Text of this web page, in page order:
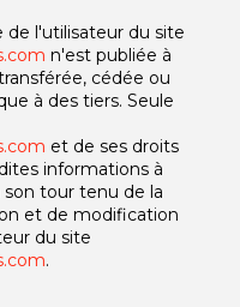
l'utilisateur du site
n'est publiée à
cédée ou
à des tiers. Seule
et de ses droits
informations à
tour tenu de la
et de modification
du site
.